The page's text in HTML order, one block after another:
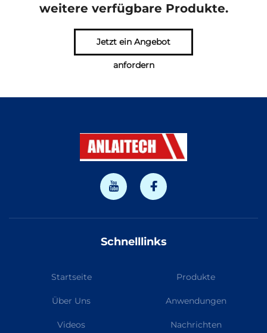
weitere verfügbare Produkte.
Jetzt ein Angebot
anfordern
Schnelllinks
Startseite Produkte
Über Uns Anwendungen
Videos Nachrichten